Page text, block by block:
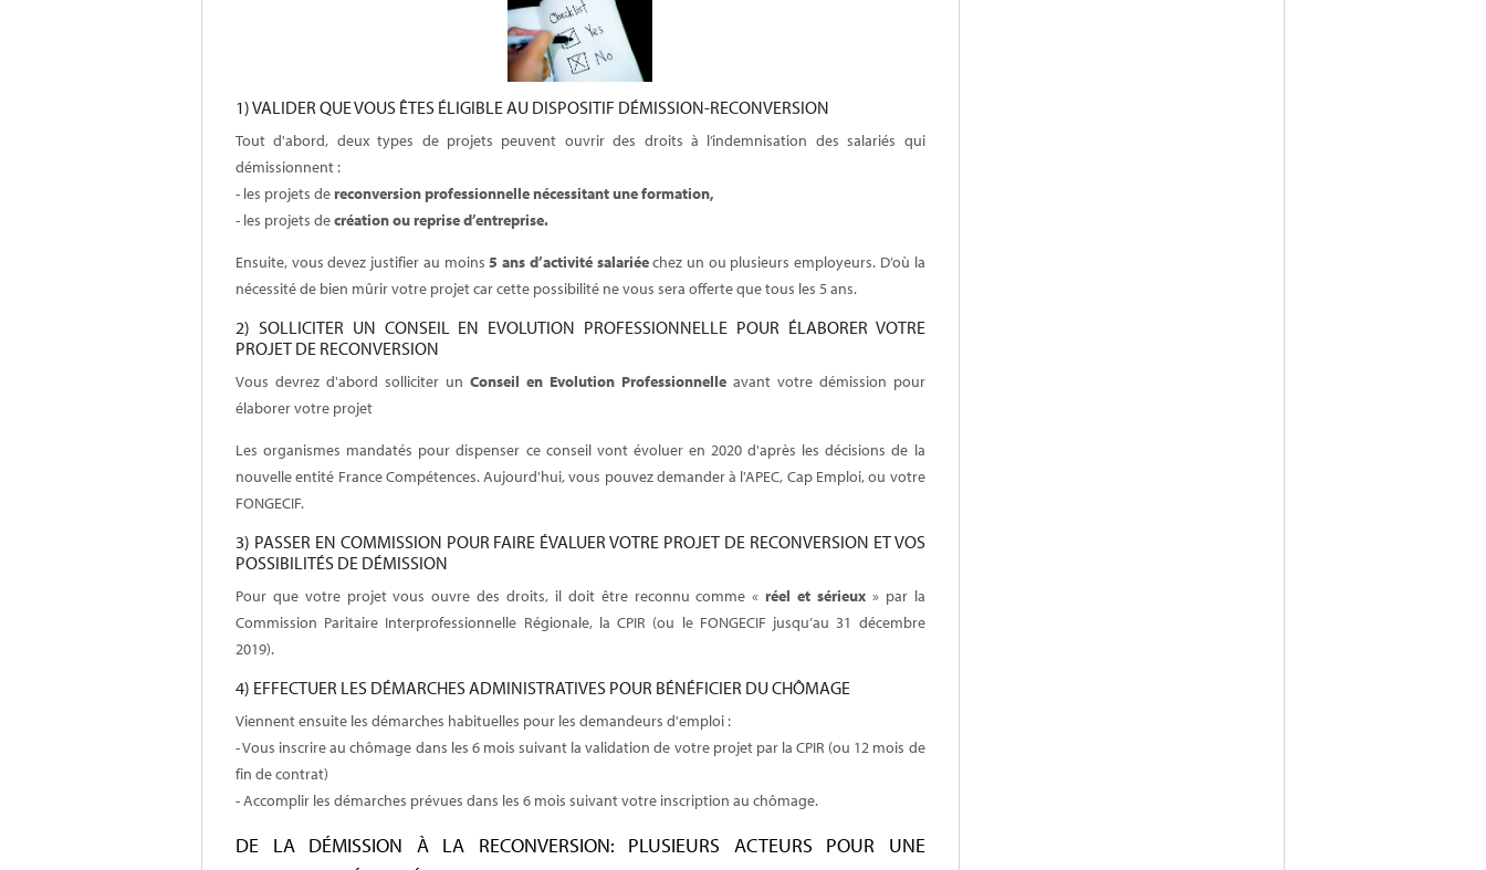
1) VALIDER QUE VOUS ÊTES ÉLIGIBLE AU DISPOSITIF DÉMISSION-RECONVERSION
Tout d'abord, deux types de projets peuvent ouvrir des droits à l’indemnisation des salariés qui
démissionnent :
- les projets dereconversion professionnelle nécessitant une formation,
- les projets decréation ou reprise d’entreprise.
Ensuite, vous devez justifier au moins5 ans d’activité salariéechez un ou plusieurs employeurs. D’où la
nécessité de bien mûrir votre projet car cette possibilité ne vous sera offerte que tous les 5 ans.
2) SOLLICITER UN CONSEIL EN EVOLUTION PROFESSIONNELLE POUR ÉLABORER VOTRE
PROJET DE RECONVERSION
Vous devrez d'abord solliciter un Conseil en Evolution Professionnelleavant votre démission pour
élaborer votre projet
Les organismes mandatés pour dispenser ce conseil vont évoluer en 2020 d'après les décisions de la
nouvelle entité France Compétences. Aujourd'hui, vous pouvez demander à l'APEC, Cap Emploi, ou votre
FONGECIF.
3) PASSER EN COMMISSION POUR FAIRE ÉVALUER VOTRE PROJET DE RECONVERSION ET VOS
POSSIBILITÉS DE DÉMISSION
Pour que votre projet vous ouvre des droits, il doit être reconnu comme «réel et sérieux» par la
Commission Paritaire Interprofessionnelle Régionale, la CPIR (ou le FONGECIF jusqu’au 31 décembre
2019).
4) EFFECTUER LES DÉMARCHES ADMINISTRATIVES POUR BÉNÉFICIER DU CHÔMAGE
Viennent ensuite les démarches habituelles pour les demandeurs d'emploi :
- Vous inscrire au chômage dans les 6 mois suivant la validation de votre projet par la CPIR (ou 12 mois de
fin de contrat)
- Accomplir les démarches prévues dans les 6 mois suivant votre inscription au chômage.
DE LA DÉMISSION À LA RECONVERSION: PLUSIEURS ACTEURS POUR UNE